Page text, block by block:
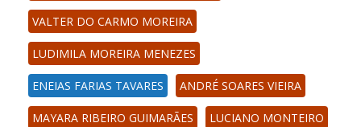
VALTER DO CARMO MOREIRA
LUDIMILA MOREIRA MENEZES
ENEIAS FARIAS TAVARES ANDRÉ SOARES VIEIRA
MAYARA RIBEIRO GUIMARÃES LUCIANO MONTEIRO